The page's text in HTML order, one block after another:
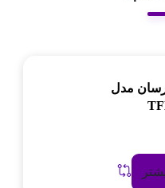
مدل